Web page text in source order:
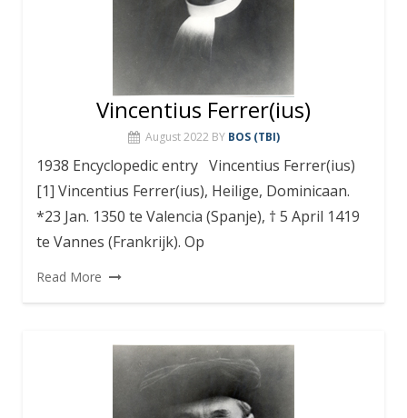
Vincentius Ferrer(ius)
August 2022 BY BOS (TBI)
1938 Encyclopedic entry Vincentius Ferrer(ius)
[1] Vincentius Ferrer(ius), Heilige, Dominicaan.
*23 Jan. 1350 te Valencia (Spanje), † 5 April 1419
te Vannes (Frankrijk). Op
Read More